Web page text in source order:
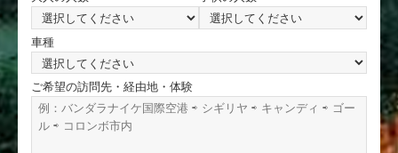
車種
ご希望の訪問先・経由地・体験